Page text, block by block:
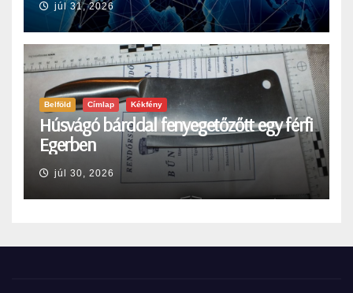
júl 31, 2026
Belföld Címlap Kékfény
Húsvágó bárddal fenyegetőzőtt egy férfi
Egerben
júl 30, 2026